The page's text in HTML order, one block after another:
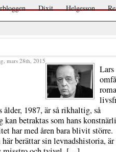
Dixit Helgesson
mars 28th, 2015
1987, är så rikhaltig, så
kan betraktas som hans
har med åren bara blivit större.
berättar sin levnadshistoria, är